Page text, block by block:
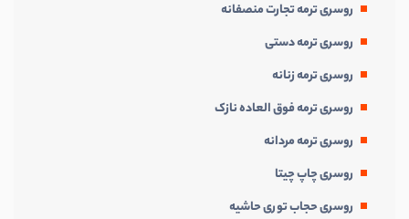
روسری ترمه تجارت منصفانه
روسری ترمه دستی
روسری ترمه زنانه
روسری ترمه فوق العاده نازک
روسری ترمه مردانه
روسری چاپ چیتا
روسری حجاب توری حاشیه